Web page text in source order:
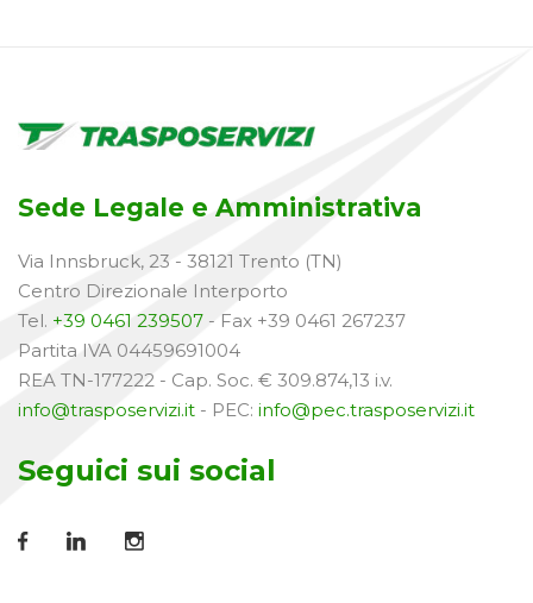
Sede Legale e Amministrativa
Via Innsbruck, 23 - 38121 Trento (TN)
Centro Direzionale Interporto
Tel. +39 0461 239507 - Fax +39 0461 267237
Partita IVA 04459691004
REA TN-177222 - Cap. Soc. € 309.874,13 i.v.
info@trasposervizi.it - PEC: info@pec.trasposervizi.it
Seguici sui social